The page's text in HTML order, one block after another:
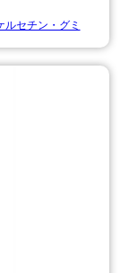
セチン・グミ